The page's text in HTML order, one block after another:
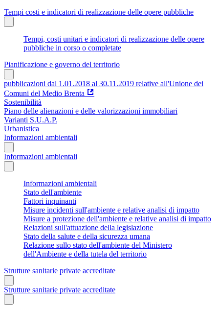
Tempi costi e indicatori di realizzazione delle opere pubbliche
Tempi, costi unitari e indicatori di realizzazione delle opere
pubbliche in corso o completate
Pianificazione e governo del territorio
pubblicazioni dal 1.01.2018 al 30.11.2019 relative all'Unione dei
Comuni del Medio Brenta
Sostenibilità
Piano delle alienazioni e delle valorizzazioni immobiliari
Varianti S.U.A.P.
Urbanistica
Informazioni ambientali
Informazioni ambientali
Informazioni ambientali
Stato dell'ambiente
Fattori inquinanti
Misure incidenti sull'ambiente e relative analisi di impatto
Misure a protezione dell'ambiente e relative analisi di impatto
Relazioni sull'attuazione della legislazione
Stato della salute e della sicurezza umana
Relazione sullo stato dell'ambiente del Ministero
dell'Ambiente e della tutela del territorio
Strutture sanitarie private accreditate
Strutture sanitarie private accreditate